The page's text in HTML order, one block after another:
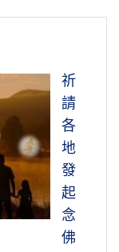
祈
請
各
地
發
起
念
佛